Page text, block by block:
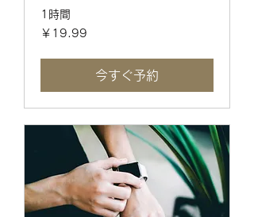
1時間
19.99
円
￥19.99
今すぐ予約